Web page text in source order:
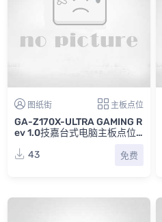
图纸街 主板点位
GA-Z170X-ULTRA GAMING R
ev 1.0技嘉台式电脑主板点位
43
免费